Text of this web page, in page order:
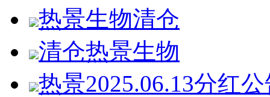
热景生物清仓
清仓热景生物
热景2025.06.13分红